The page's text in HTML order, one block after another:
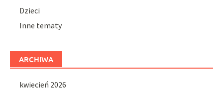
Dzieci
Inne tematy
ARCHIWA
kwiecień 2026